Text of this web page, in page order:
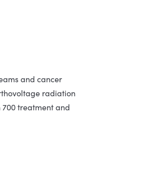
and cancer
radiation
treatment and